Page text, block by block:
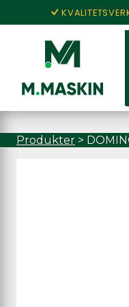
Produkter >